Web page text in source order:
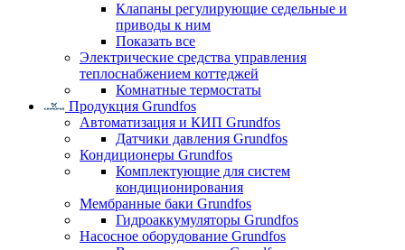
Клапаны регулирующие седельные и
приводы к ним
Показать все
Электрические средства управления
теплоснабжением коттеджей
Комнатные термостаты
Продукция Grundfos
Автоматизация и КИП Grundfos
Датчики давления Grundfos
Кондиционеры Grundfos
Комплектующие для систем
кондиционирования
Мембранные баки Grundfos
Гидроаккумуляторы Grundfos
Насосное оборудование Grundfos